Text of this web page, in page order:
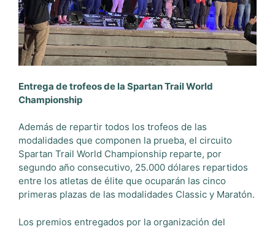
Entrega de trofeos de la Spartan Trail World
Championship
Además de repartir todos los trofeos de las
modalidades que componen la prueba, el circuito
Spartan Trail World Championship reparte, por
segundo año consecutivo, 25.000 dólares repartidos
entre los atletas de élite que ocuparán las cinco
primeras plazas de las modalidades Classic y Maratón.
Los premios entregados por la organización del